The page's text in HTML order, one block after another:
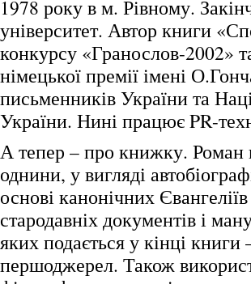
1978 року в м. Рівному.
університет. Автор книги
конкурсу «Гранослов-2002»
німецької премії імені
письменників України та
України. Нині працює PR-
А тепер – про книжку. Роман
однини, у вигляді
основі канонічних
стародавніх документів і
яких подається у кінці книги
першоджерел. Також